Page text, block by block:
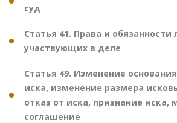
суд
Статья 41. Права и обязанности
участвующих в деле
Статья 49. Изменение
иска, изменение размера
отказ от иска, признание иска,
соглашение